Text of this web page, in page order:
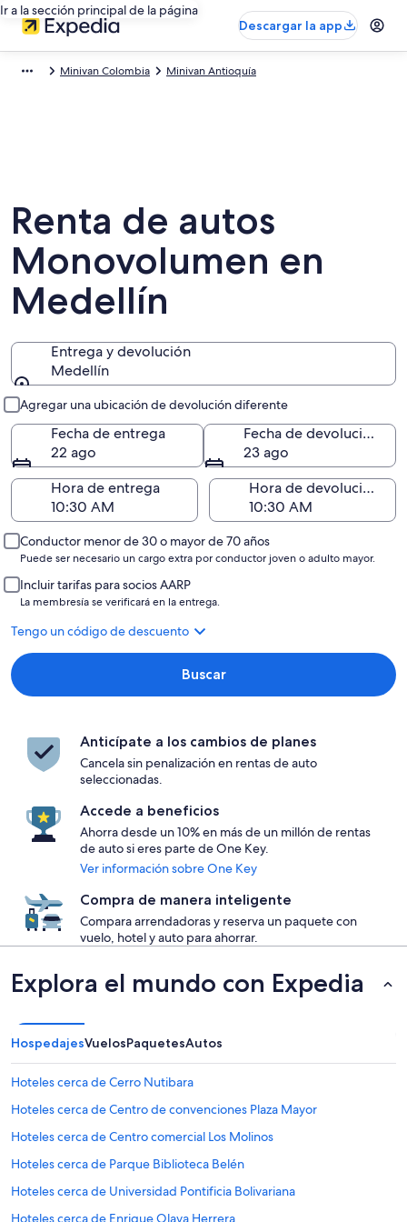
Ir a la sección principal de la página
Descargar la app
Minivan Colombia Minivan Antioquía
Renta de autos
Monovolumen en
Medellín
Entrega y devolución
Medellín
Agregar una ubicación de devolución diferente
Fecha de entrega
22 ago
Fecha de devolución
23 ago
Hora de entrega
Hora de devolución
Conductor menor de 30 o mayor de 70 años
Puede ser necesario un cargo extra por conductor joven o adulto mayor.
Incluir tarifas para socios AARP
La membresía se verificará en la entrega.
Tengo un código de descuento
Buscar
Anticípate a los cambios de planes
Cancela sin penalización en rentas de auto
seleccionadas.
Accede a beneficios
Ahorra desde un 10% en más de un millón de rentas
de auto si eres parte de One Key.
Ver información sobre One Key
Compra de manera inteligente
Compara arrendadoras y reserva un paquete con
vuelo, hotel y auto para ahorrar.
Explora el mundo con Expedia
HospedajesVuelosPaquetesAutos
Hoteles cerca de Cerro Nutibara
Hoteles cerca de Centro de convenciones Plaza Mayor
Hoteles cerca de Centro comercial Los Molinos
Hoteles cerca de Parque Biblioteca Belén
Hoteles cerca de Universidad Pontificia Bolivariana
Hoteles cerca de Enrique Olaya Herrera